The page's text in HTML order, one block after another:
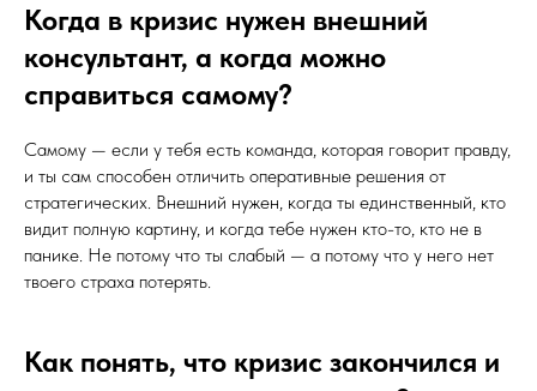
Когда в кризис нужен внешний
консультант, а когда можно
справиться самому?
Самому — если у тебя есть команда, которая говорит правду,
и ты сам способен отличить оперативные решения от
стратегических. Внешний нужен, когда ты единственный, кто
видит полную картину, и когда тебе нужен кто-то, кто не в
панике. Не потому что ты слабый — а потому что у него нет
твоего страха потерять.
Как понять, что кризис закончился и